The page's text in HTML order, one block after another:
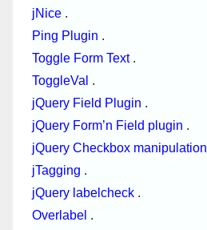
jNice .
Ping Plugin .
Toggle Form Text .
ToggleVal .
jQuery Field Plugin .
jQuery Form’n Field plugin .
jQuery Checkbox manipulation
jTagging .
jQuery labelcheck .
Overlabel .